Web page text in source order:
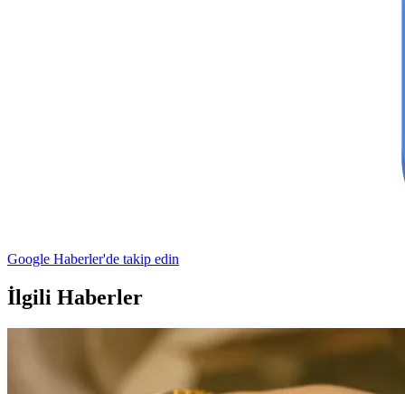
Google Haberler'de takip edin
İlgili Haberler